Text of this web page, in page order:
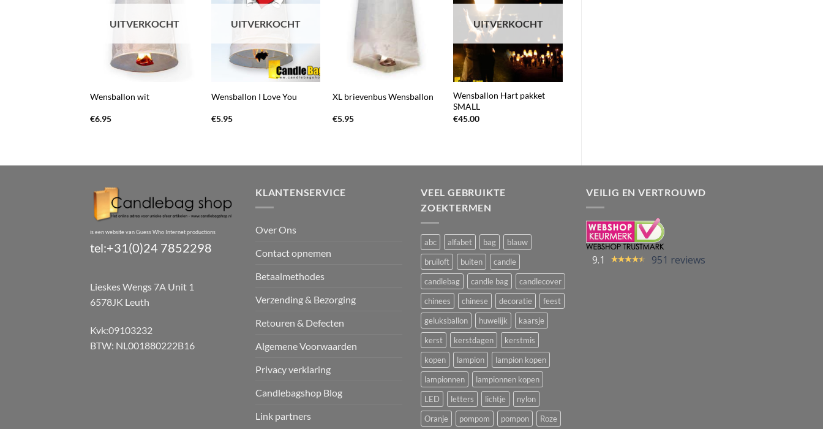
UITVERKOCHT
Wensballon wit
€6.95
UITVERKOCHT
Wensballon I Love You
€5.95
XL brievenbus Wensballon
€5.95
+
UITVERKOCHT
Wensballon Hart pakket
SMALL
€45.00
is een website van Guess Who Internet productions
tel:+31(0)24 7852298
Lieskes Wengs 7A Unit 1
6578JK Leuth
Kvk:09103232
BTW: NL001880222B16
KLANTENSERVICE
Over Ons
Contact opnemen
Betaalmethodes
Verzending & Bezorging
Retouren & Defecten
Algemene Voorwaarden
Privacy verklaring
Candlebagshop Blog
Link partners
VEEL GEBRUIKTE
ZOEKTERMEN
abc alfabet bag
blauw
bruiloft
buiten
candle
candlebag
candle bag
candlecover
chinees
chinese decoratie
feest
geluksballon
huwelijk
kaarsje
kerst
kerstdagen
kerstmis
kopen
lampion
lampion kopen
lampionnen
lampionnen kopen
LED
letters lichtje
nylon
Oranje
pompom pompon Roze
VEILIG EN VERTROUWD
9.1 951 reviews